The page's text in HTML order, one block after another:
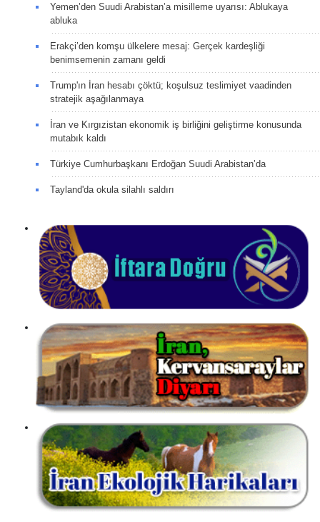
Yemen’den Suudi Arabistan’a misilleme uyarısı: Ablukaya
abluka
Erakçi’den komşu ülkelere mesaj: Gerçek kardeşliği
benimsemenin zamanı geldi
Trump'ın İran hesabı çöktü; koşulsuz teslimiyet vaadinden
stratejik aşağılanmaya
İran ve Kırgızistan ekonomik iş birliğini geliştirme konusunda
mutabık kaldı
Türkiye Cumhurbaşkanı Erdoğan Suudi Arabistan’da
Tayland'da okula silahlı saldırı